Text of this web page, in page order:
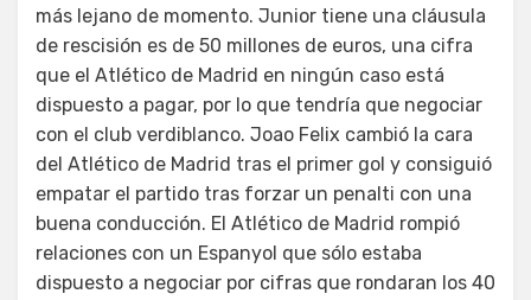
más lejano de momento. Junior tiene una cláusula
de rescisión es de 50 millones de euros, una cifra
que el Atlético de Madrid en ningún caso está
dispuesto a pagar, por lo que tendría que negociar
con el club verdiblanco. Joao Felix cambió la cara
del Atlético de Madrid tras el primer gol y consiguió
empatar el partido tras forzar un penalti con una
buena conducción. El Atlético de Madrid rompió
relaciones con un Espanyol que sólo estaba
dispuesto a negociar por cifras que rondaran los 40